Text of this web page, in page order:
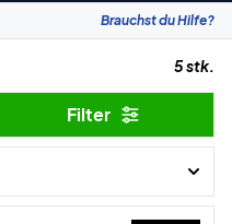
Brauchst du Hilfe?
5 stk.
Filter